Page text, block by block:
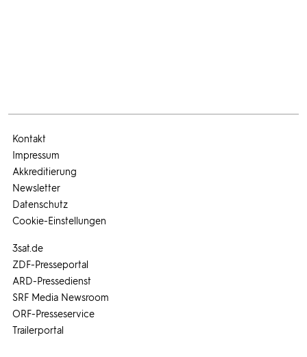
3sat.de
ZDF-Presseportal
ARD-Pressedienst
SRF Media Newsroom
ORF-Presseservice
Trailerportal
Kontakt
Impressum
Akkreditierung
Newsletter
Datenschutz
Cookie-Einstellungen